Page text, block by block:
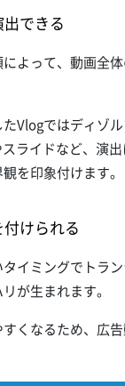
できる
よって、動画全
Vlogではディゾ
ライドなど、演
を印象付けます。
けられる
イミングでトラ
が生まれます。
くなるため、広